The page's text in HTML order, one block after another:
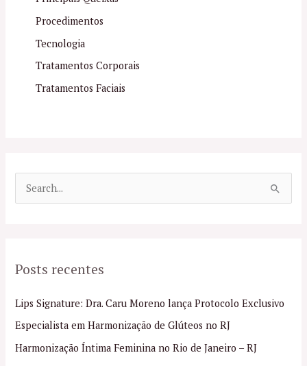
Procedimentos
Tecnologia
Tratamentos Corporais
Tratamentos Faciais
u
s
a
r
Posts recentes
Lips Signature: Dra. Caru Moreno lança Protocolo Exclusivo
Especialista em Harmonização de Glúteos no RJ
Harmonização Íntima Feminina no Rio de Janeiro – RJ